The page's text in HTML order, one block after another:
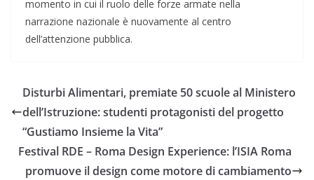
momento in cui il ruolo delle forze armate nella
narrazione nazionale è nuovamente al centro
dell’attenzione pubblica.
Disturbi Alimentari, premiate 50 scuole al Ministero
dell’Istruzione: studenti protagonisti del progetto
“Gustiamo Insieme la Vita”
Festival RDE – Roma Design Experience: l’ISIA Roma
promuove il design come motore di cambiamento